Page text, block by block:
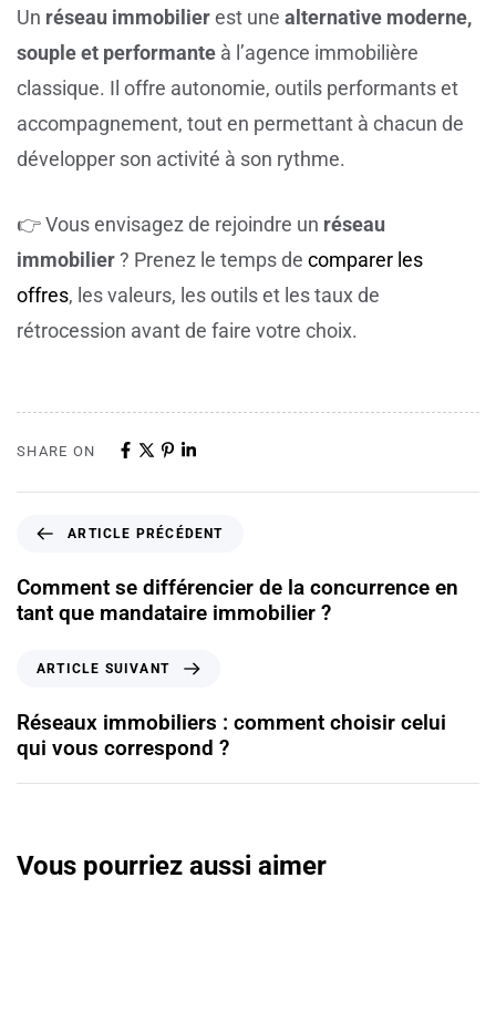
Un réseau immobilierest une alternative moderne,
souple et performante à l’agence immobilière
classique. Il offre autonomie, outils performants et
accompagnement, tout en permettant à chacun de
développer son activité à son rythme.
👉 Vous envisagez de rejoindre un réseau
immobilier? Prenez le temps de comparer les
offres, les valeurs, les outils et les taux de
rétrocession avant de faire votre choix.
SHARE ON
ARTICLE PRÉCÉDENT
Comment se différencier de la concurrence en
tant que mandataire immobilier ?
ARTICLE SUIVANT
Réseaux immobiliers : comment choisir celui
qui vous correspond ?
Vous pourriez aussi aimer